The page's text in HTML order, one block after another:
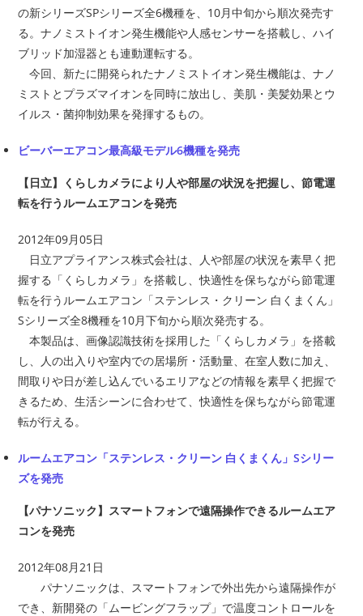
の新シリーズSPシリーズ全6機種を、10月中旬から順次発売す
る。ナノミストイオン発生機能や人感センサーを搭載し、ハイ
ブリッド加湿器とも連動運転する。
今回、新たに開発られたナノミストイオン発生機能は、ナノ
ミストとプラズマイオンを同時に放出し、美肌・美髪効果とウ
イルス・菌抑制効果を発揮するもの。
ビーバーエアコン最高級モデル6機種を発売
【日立】くらしカメラにより人や部屋の状況を把握し、節電運
転を行うルームエアコンを発売
2012年09月05日
日立アプライアンス株式会社は、人や部屋の状況を素早く把
握する「くらしカメラ」を搭載し、快適性を保ちながら節電運
転を行うルームエアコン「ステンレス・クリーン 白くまくん」
Sシリーズ全8機種を10月下旬から順次発売する。
本製品は、画像認識技術を採用した「くらしカメラ」を搭載
し、人の出入りや室内での居場所・活動量、在室人数に加え、
間取りや日が差し込んでいるエリアなどの情報を素早く把握で
きるため、生活シーンに合わせて、快適性を保ちながら節電運
転が行える。
ルームエアコン「ステンレス・クリーン 白くまくん」Sシリー
ズを発売
【パナソニック】スマートフォンで遠隔操作できるルームエア
コンを発売
2012年08月21日
パナソニックは、スマートフォンで外出先から遠隔操作が
でき、新開発の「ムービングフラップ」で温度コントロールを